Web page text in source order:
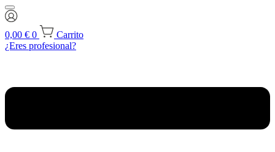
0,00 € 0
Carrito
¿Eres profesional?